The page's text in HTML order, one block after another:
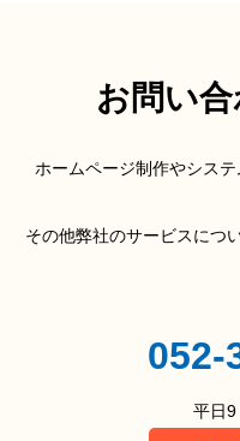
お問い
ホームページ制作やシス
その他弊社のサービスにつ
052-
平日